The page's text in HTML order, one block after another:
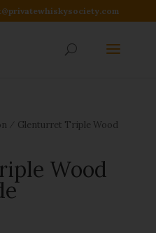
Glenturret Triple Wood
Wood